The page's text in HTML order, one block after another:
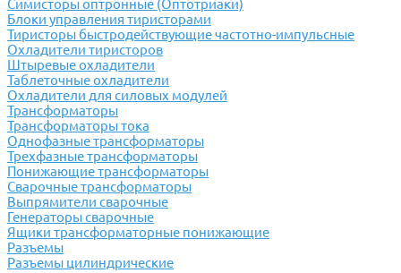
Симисторы оптронные (Оптотриаки)
Блоки управления тиристорами
Тиристоры быстродействующие частотно-импульсные
Охладители тиристоров
Штыревые охладители
Таблеточные охладители
Охладители для силовых модулей
Трансформаторы
Трансформаторы тока
Однофазные трансформаторы
Трехфазные трансформаторы
Понижающие трансформаторы
Сварочные трансформаторы
Выпрямители сварочные
Генераторы сварочные
Ящики трансформаторные понижающие
Разъемы
Разъемы цилиндрические